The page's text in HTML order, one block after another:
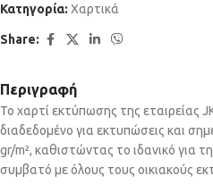
Κατηγορία: Χαρτικά
Share:
Περιγραφή
Το χαρτί εκτύπωσης της εταιρείας
διαδεδομένο για εκτυπώσεις και
gr/m², καθιστώντας το ιδανικό για
συμβατό με όλους τους οικιακούς